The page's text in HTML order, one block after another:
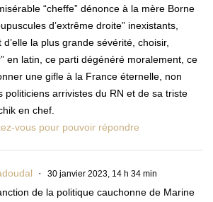
“cheffe” dénonce à la mère Borne
d’extrême droite” inexistants,
d’elle la plus grande sévérité, choisir,
en latin, ce parti dégénéré moralement, ce
une gifle à la France éternelle, non
politiciens arrivistes du RN et de sa triste
en chef.
vous pour pouvoir répondre
30 janvier 2023, 14 h 34 min
de la politique cauchonne de Marine